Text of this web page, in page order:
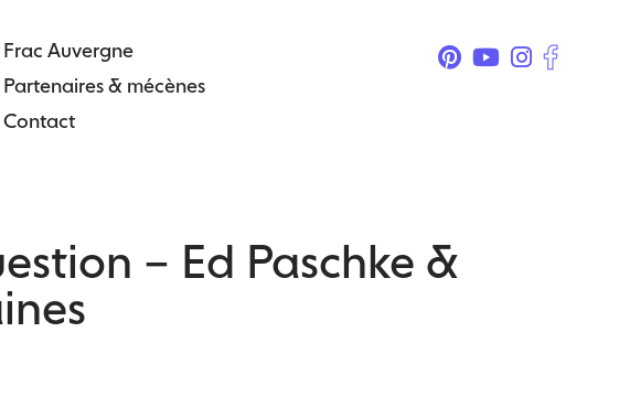
Frac Auvergne
Partenaires & mécènes
Contact
– Ed Paschke &